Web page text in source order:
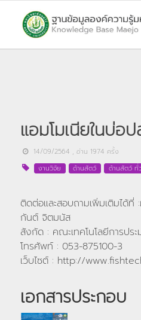
แอมโมเนียในบ่อป
14/09/2564 , อ่าน 1974 ครั้ง
งานวิจัย
ด้านสัตว์ ด้านสัตว์ ทั่
ติดต่อและสอบถามเพิ่มเติมได้ที่
กันต์ จิตมนัส
สังกัด : คณะเทคโนโลยีการปร
โทรศัพท์ : 053-875100-3
เว็บไซต์ : http://
เอกสารประกอบ